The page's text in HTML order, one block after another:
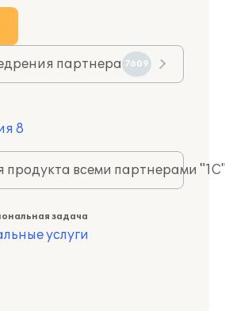
партнера 7609
8
продукта всеми партнерами
задача
услуги